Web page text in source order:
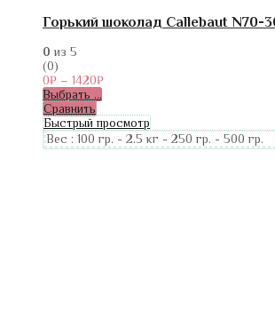
Горький шоколад Callebaut N70-
0 из 5
(0)
0₽ – 1420₽
Выбрать ...
Сравнить
Быстрый просмотр
Вес : 100 гр. - 2.5 кг - 250 гр. - 500 гр.